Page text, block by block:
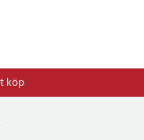
köp